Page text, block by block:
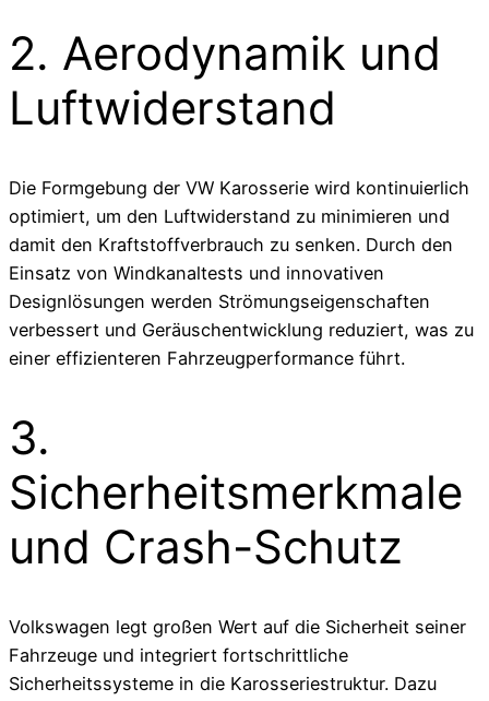
2. Aerodynamik und
Luftwiderstand
Die Formgebung der VW Karosserie wird kontinuierlich
optimiert, um den Luftwiderstand zu minimieren und
damit den Kraftstoffverbrauch zu senken. Durch den
Einsatz von Windkanaltests und innovativen
Designlösungen werden Strömungseigenschaften
verbessert und Geräuschentwicklung reduziert, was zu
einer effizienteren Fahrzeugperformance führt.
3.
Sicherheitsmerkmale
und Crash-Schutz
Volkswagen legt großen Wert auf die Sicherheit seiner
Fahrzeuge und integriert fortschrittliche
Sicherheitssysteme in die Karosseriestruktur. Dazu